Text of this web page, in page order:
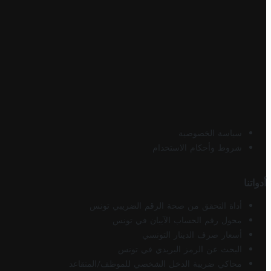
سياسة الخصوصية
شروط وأحكام الاستخدام
أدواتنا
أداة التحقق من صحة الرقم الضريبي تونس
محول رقم الحساب الآيبان في تونس
أسعار صرف الدينار التونسي
البحث عن الرمز البريدي في تونس
محاكي ضريبة الدخل الشخصي للموظف/المتقاعد